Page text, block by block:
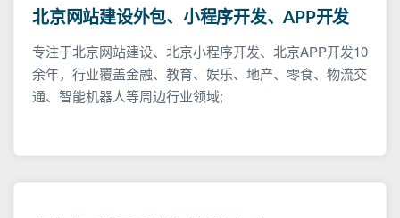
北京网站建设外包、小程序开发、APP开发
专注于北京网站建设、北京小程序开发、北京APP开发10
余年，行业覆盖金融、教育、娱乐、地产、零食、物流交
通、智能机器人等周边行业领域;